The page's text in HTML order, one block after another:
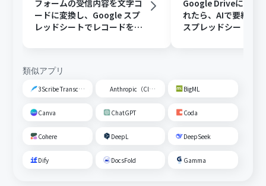
フォームの受信内容を文字コ
ードに変換し、Google スプ
レッドシートでレコードを追
Google Driveに文書
れたら、AIで要約し
スプレッドシートの
類似アプリ
3Scribe Transcription Anthropic（Claude） BigML
Canva ChatGPT Coda
Cohere DeepL DeepSeek
Dify DocsFold Gamma